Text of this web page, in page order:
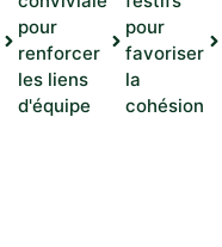
pour
renforcer
les liens
d'équipe
pour
favoriser
la
cohésion